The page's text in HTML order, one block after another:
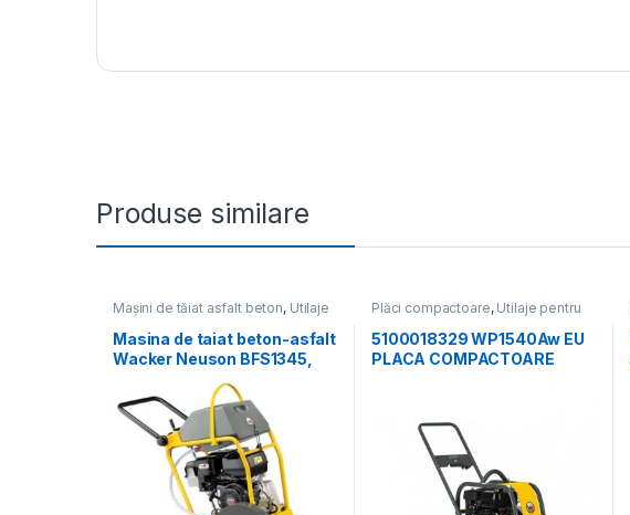
Produse similare
Mașini de tăiat asfalt beton, Utilaje
pentru construcții
Masina de taiat beton-asfalt
Wacker Neuson BFS1345,
motor termic 4T, 450 mm
Plăci compactoare, Utilaje pentru
construcții
5100018329 WP1540Aw EU
PLACA COMPACTOARE
PORNIRE LA SFOARĂ CU
REZERVOR DE APA